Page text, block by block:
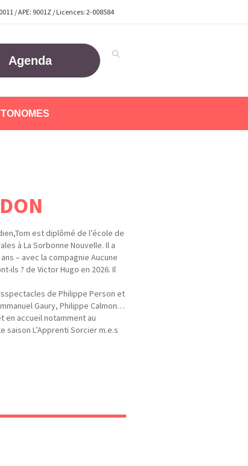
/ APE: 9001Z / Licences: 2-008584
Agenda
est diplômé de l’école de
à La Sorbonne Nouvelle. Il a
– avec la compagnie Aucune
ils ? de Victor Hugo en 2026. Il
de Philippe Person et
Gaury, Philippe Calmon…
en accueil notamment au
saison L’Apprenti Sorcier m.e.s